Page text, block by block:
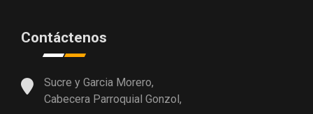
Contáctenos
Sucre y Garcia Morero,
Cabecera Parroquial Gonzol,